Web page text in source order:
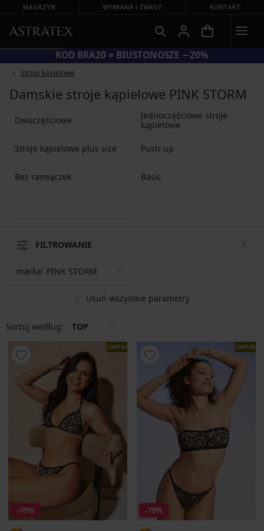
MAGAZYN WYMIANA I ZWROT KONTAKT
KOD BRA20 = BIUSTONOSZE −20%
Stroje kąpielowe
Damskie stroje kąpielowe PINK STORM
Dwuczęściowe
Jednoczęściowe stroje
kąpielowe
Stroje kąpielowe plus size Push-up
Bez ramiączek Basic
FILTROWANIE
Usuń wszystkie parametry
marka: PINK STORM
Sortuj według: TOP
LIMITED
-70%
LIMITED
-70%